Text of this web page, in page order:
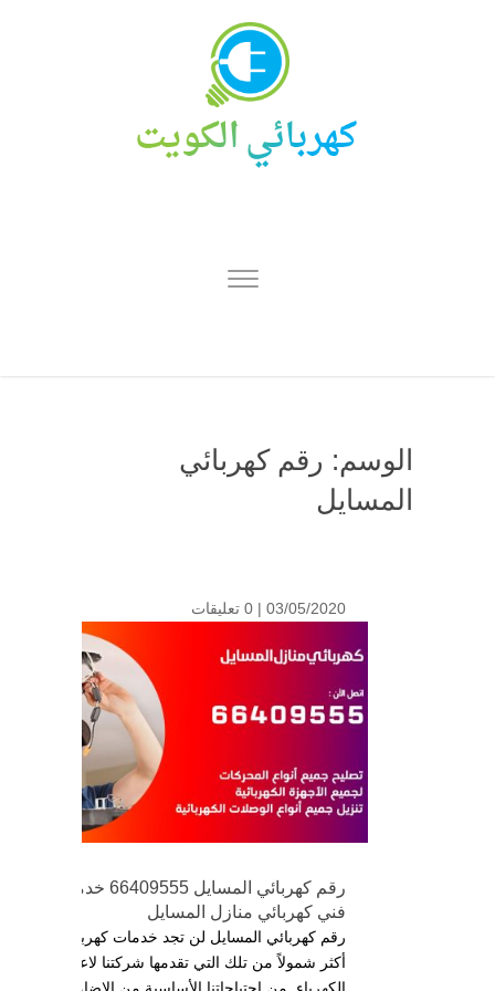
الوسم: رقم كهربائي
المسايل
03/05/2020 | 0 تعليقات
رقم كهربائي المسايل 66409555 خدمة
فني كهربائي منازل المسايل
رقم كهربائي المسايل لن تجد خدمات كهربائية
أكثر شمولاً من تلك التي تقدمها شركتنا لاعمال